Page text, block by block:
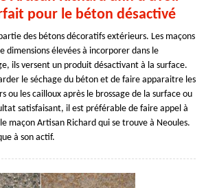
pour le béton désactivé
des bétons décoratifs extérieurs. Les maçons
dimensions élevées à incorporer dans le
ils versent un produit désactivant à la surface.
le séchage du béton et de faire apparaitre les
ou les cailloux après le brossage de la surface ou
satisfaisant, il est préférable de faire appel à
maçon Artisan Richard qui se trouve à Neoules.
à son actif.